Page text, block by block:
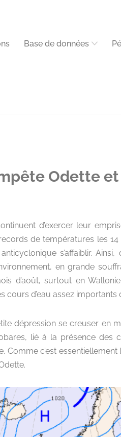
Base de données
Odette
d’exercer leur
de températures les
s’affaiblir.
en grande
d’août, surtout en
cours d’eau assez
dépression se creuser en
lié à la présence des
Comme c’est